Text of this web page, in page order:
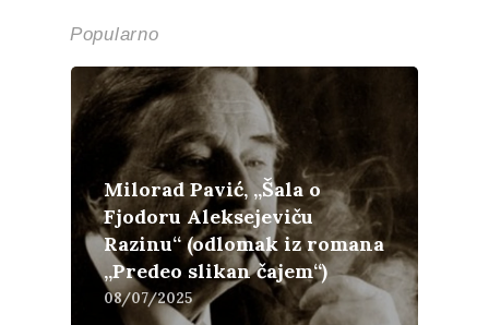
Popularno
Milorad Pavić, „Šala o
Fjodoru Aleksejeviču
Razinu“ (odlomak iz romana
„Predeo slikan čajem“)
08/07/2025